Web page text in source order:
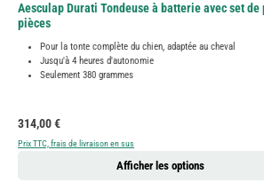
Aesculap Durati Tondeuse à batterie avec set
pièces
Pour la tonte complète du chien, adaptée au cheval
Jusqu'à 4 heures d'autonomie
Seulement 380 grammes
Prix régulier :
314,00 €
Prix TTC, frais de livraison en sus
Afficher les options